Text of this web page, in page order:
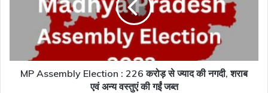
की
नगदी,MP Assembly Election : 226 करोड़ से ज्याद की नगदी, शराब
एवं अन्य वस्तुएं की गईं जब्त